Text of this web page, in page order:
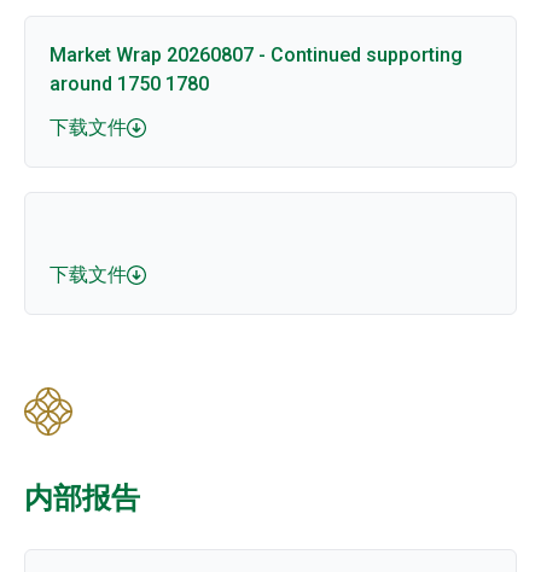
Market Wrap 20260807 - Continued supporting
around 1750 1780
下载文件
下载文件
内部报告